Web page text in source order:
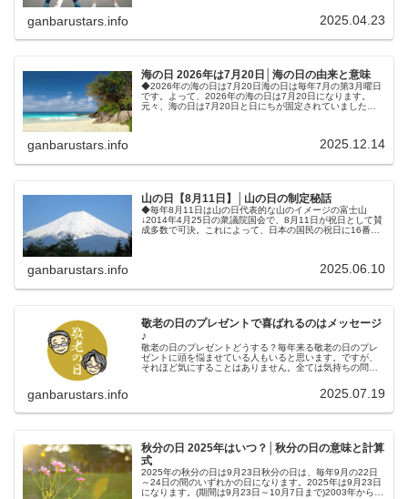
ganbarustars.info 2025.04.23
海の日 2026年は7月20日│海の日の由来と意味
◆2026年の海の日は7月20日海の日は毎年7月の第3月曜日
です。よって、2026年の海の日は7月20日になります。
元々、海の日は7月20日と日にちが固定されていました。
ganbarustars.info 2025.12.14
山の日【8月11日】│山の日の制定秘話
◆毎年8月11日は山の日代表的な山のイメージの富士山
↓2014年4月25日の衆議院国会で、8月11日が祝日として賛
成多数で可決。これによって、日本の国民の祝日に16番目
ganbarustars.info 2025.06.10
敬老の日のプレゼントで喜ばれるのはメッセージ
♪
敬老の日のプレゼントどうする？毎年来る敬老の日のプレ
ゼントに頭を悩ませている人もいると思います。ですが、
それほど気にすることはありません。全ては気持ちの問題
ganbarustars.info 2025.07.19
秋分の日 2025年はいつ？│秋分の日の意味と計算
式
2025年の秋分の日は9月23日秋分の日は、毎年9月の22日
～24日の間のいずれかの日になります。2025年は9月23日
になります。(期間は9月23日～10月7日まで)2003年から実